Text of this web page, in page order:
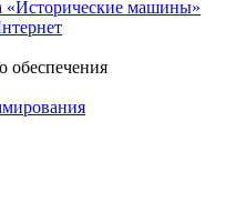
машины»
обеспечения